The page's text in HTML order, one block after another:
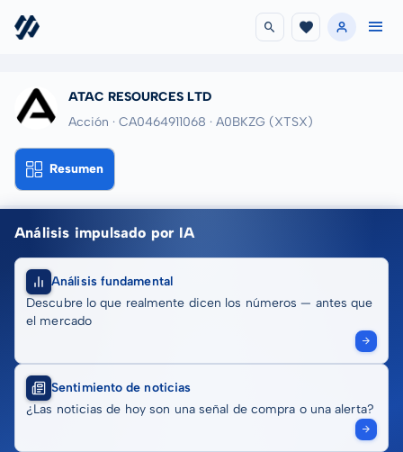
ATAC RESOURCES LTD
Acción · CA0464911068 · A0BKZG (XTSX)
Resumen
Análisis impulsado por IA
Análisis fundamental
Descubre lo que realmente dicen los números — antes que
el mercado
Sentimiento de noticias
¿Las noticias de hoy son una señal de compra o una alerta?